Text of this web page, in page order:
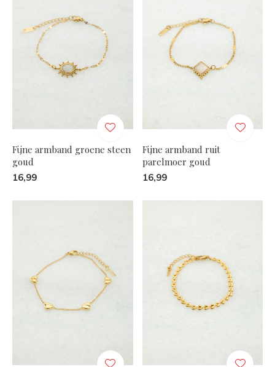
Fijne armband groene steen
goud
16,99
Fijne armband ruit
parelmoer goud
16,99